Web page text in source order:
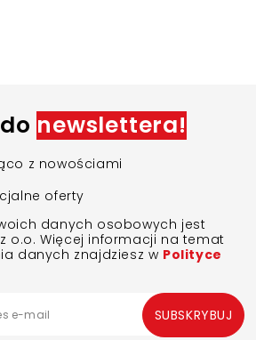
newslettera!
z nowościami
oferty
danych osobowych jest
o.o. Więcej informacji na temat
danych znajdziesz w Polityce
SUBSKRYBUJ